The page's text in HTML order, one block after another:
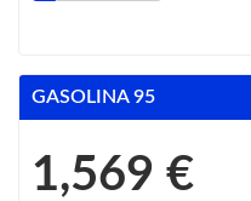
GASOLINA 95
1,569 €